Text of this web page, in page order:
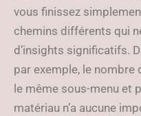
vous finissez
chemins différents qui
d’insights significatifs.
par exemple, le nombre
le même sous-menu et
matériau n’a aucune